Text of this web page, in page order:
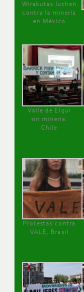
Wirakutas luchan
contra la minería
en México
Valle de Elqui
sin minería.
Chile
Protestas contra
VALE, Brasil